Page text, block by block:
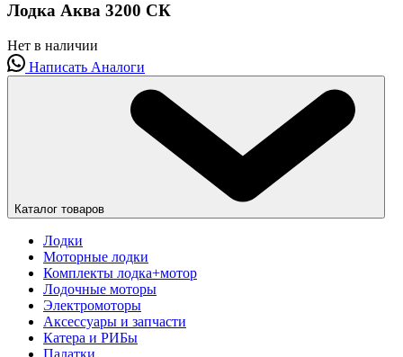
Лодка Аква 3200 СК
Нет в наличии
Написать Аналоги
Каталог товаров
Лодки
Моторные лодки
Комплекты лодка+мотор
Лодочные моторы
Электромоторы
Аксессуары и запчасти
Катера и РИБы
Палатки